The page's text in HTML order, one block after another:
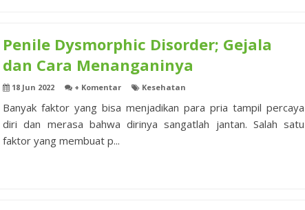
Penile Dysmorphic Disorder; Gejala
dan Cara Menanganinya
18 Jun 2022 + Komentar Kesehatan
Banyak faktor yang bisa menjadikan para pria tampil percaya
diri dan merasa bahwa dirinya sangatlah jantan. Salah satu
faktor yang membuat p...